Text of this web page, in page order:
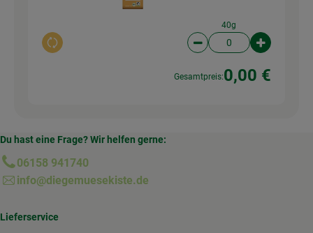
Auswahl ändern
40g
Artikelanzahl
Gesamtpreis:0,00 €
Du hast eine Frage? Wir helfen gerne:
06158 941740
info@diegemuesekiste.de
Lieferservice